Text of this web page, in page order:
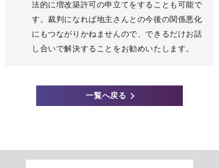
法的に増改築許可の申立てをすることも可能で
す。裁判になれば地主さんとの今後の関係悪化
にもつながりかねませんので、できるだけお話
し合いで解決することをお勧めいたします。
一覧へ戻る